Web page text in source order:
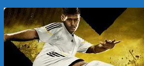
Перейти
к
содержимому